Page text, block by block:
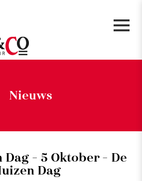
Nieuws
Dag - 5 Oktober - De
Dag